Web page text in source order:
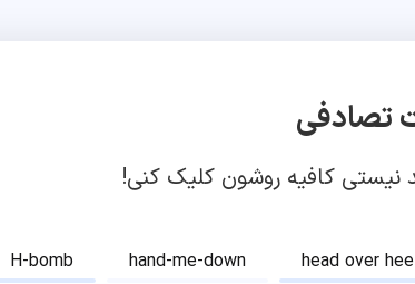
تصادفی
نیستی کافیه روشون کلیک کنی!
H-bomb hand-me-down head over